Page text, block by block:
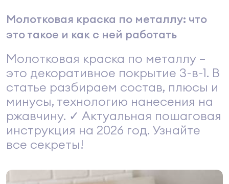
Молотковая краска по металлу: что
это такое и как с ней работать
Молотковая краска по металлу —
это декоративное покрытие 3-в-1. В
статье разбираем состав, плюсы и
минусы, технологию нанесения на
ржавчину. ✓ Актуальная пошаговая
инструкция на 2026 год. Узнайте
все секреты!